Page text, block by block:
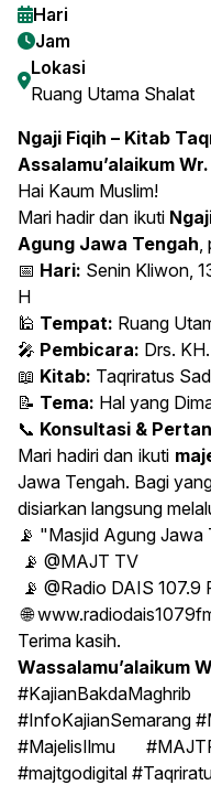
Hari
Jam
Lokasi
Ruang Utama Shalat
Ngaji Fiqih – Kitab
Assalamu’alaikum
Hai Kaum Muslim!
Mari hadir dan ikuti
Agung Jawa Tengah,
📅 Hari: Senin Kliwon,
H
🕌 Tempat: Ruang
🎤 Pembicara: Drs.
📖 Kitab: Taqriratus
📝 Tema: Hal yang
📞 Konsultasi &
Mari hadiri dan ikuti
Jawa Tengah. Bagi
disiarkan langsung
📡 "Masjid Agung Jawa
📡 @MAJT TV
📡 @Radio DAIS 107.9
🌐
Terima kasih.
Wassalamu’alaikum
#InfoKajianSemarang
#MajelisIlmu
#majtgodigital